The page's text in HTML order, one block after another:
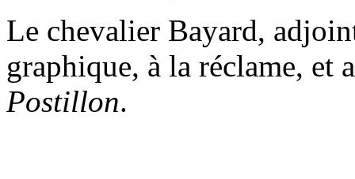
Le chevalier Bayard,
graphique, à la réclame,
Postillon.